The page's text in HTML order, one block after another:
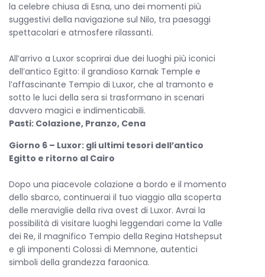
la celebre chiusa di Esna, uno dei momenti più
suggestivi della navigazione sul Nilo, tra paesaggi
spettacolari e atmosfere rilassanti.
All’arrivo a Luxor scoprirai due dei luoghi più iconici
dell’antico Egitto: il grandioso Karnak Temple e
l’affascinante Tempio di Luxor, che al tramonto e
sotto le luci della sera si trasformano in scenari
davvero magici e indimenticabili.
Pasti: Colazione, Pranzo, Cena
Giorno 6 – Luxor: gli ultimi tesori dell’antico
Egitto e ritorno al Cairo
Dopo una piacevole colazione a bordo e il momento
dello sbarco, continuerai il tuo viaggio alla scoperta
delle meraviglie della riva ovest di Luxor. Avrai la
possibilità di visitare luoghi leggendari come la Valle
dei Re, il magnifico Tempio della Regina Hatshepsut
e gli imponenti Colossi di Memnone, autentici
simboli della grandezza faraonica.